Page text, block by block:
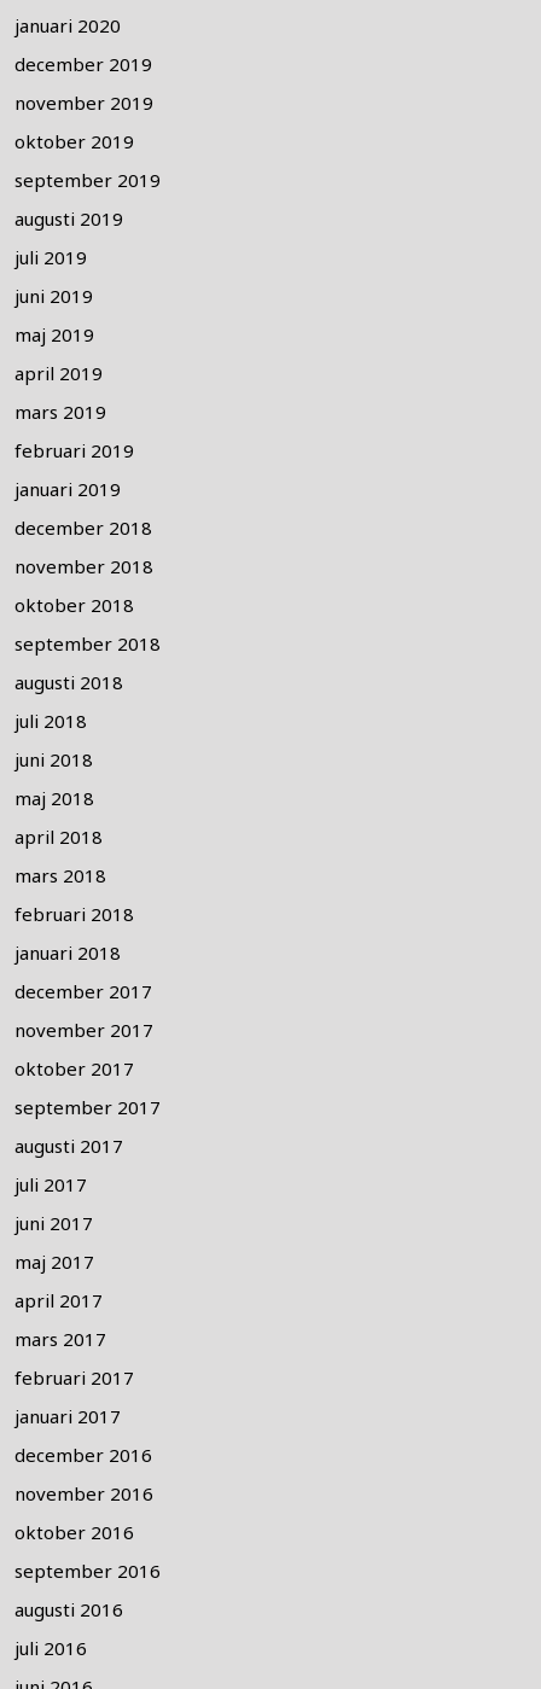
januari 2020
december 2019
november 2019
oktober 2019
september 2019
augusti 2019
juli 2019
juni 2019
maj 2019
april 2019
mars 2019
februari 2019
januari 2019
december 2018
november 2018
oktober 2018
september 2018
augusti 2018
juli 2018
juni 2018
maj 2018
april 2018
mars 2018
februari 2018
januari 2018
december 2017
november 2017
oktober 2017
september 2017
augusti 2017
juli 2017
juni 2017
maj 2017
april 2017
mars 2017
februari 2017
januari 2017
december 2016
november 2016
oktober 2016
september 2016
augusti 2016
juli 2016